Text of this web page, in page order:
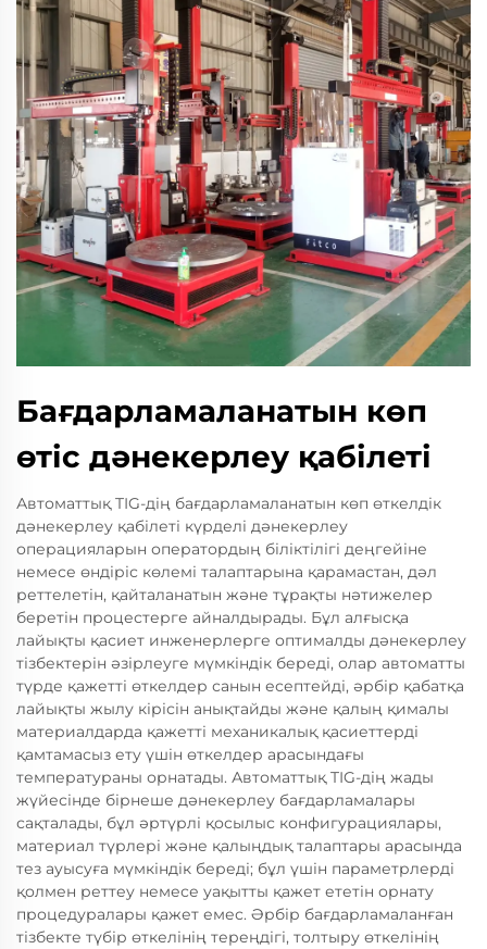
Бағдарламаланатын көп
өтіс дәнекерлеу қабілеті
Автоматтық TIG-дің бағдарламаланатын көп өткелдік
дәнекерлеу қабілеті күрделі дәнекерлеу
операцияларын оператордың біліктілігі деңгейіне
немесе өндіріс көлемі талаптарына қарамастан, дәл
реттелетін, қайталанатын және тұрақты нәтижелер
беретін процестерге айналдырады. Бұл алғысқа
лайықты қасиет инженерлерге оптималды дәнекерлеу
тізбектерін әзірлеуге мүмкіндік береді, олар автоматты
түрде қажетті өткелдер санын есептейді, әрбір қабатқа
лайықты жылу кірісін анықтайды және қалың қималы
материалдарда қажетті механикалық қасиеттерді
қамтамасыз ету үшін өткелдер арасындағы
температураны орнатады. Автоматтық TIG-дің жады
жүйесінде бірнеше дәнекерлеу бағдарламалары
сақталады, бұл әртүрлі қосылыс конфигурациялары,
материал түрлері және қалыңдық талаптары арасында
тез ауысуға мүмкіндік береді; бұл үшін параметрлерді
қолмен реттеу немесе уақытты қажет ететін орнату
процедуралары қажет емес. Әрбір бағдарламаланған
тізбекте түбір өткелінің тереңдігі, толтыру өткелінің